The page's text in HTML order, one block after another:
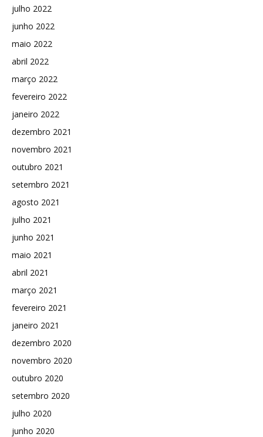
julho 2022
junho 2022
maio 2022
abril 2022
março 2022
fevereiro 2022
janeiro 2022
dezembro 2021
novembro 2021
outubro 2021
setembro 2021
agosto 2021
julho 2021
junho 2021
maio 2021
abril 2021
março 2021
fevereiro 2021
janeiro 2021
dezembro 2020
novembro 2020
outubro 2020
setembro 2020
julho 2020
junho 2020